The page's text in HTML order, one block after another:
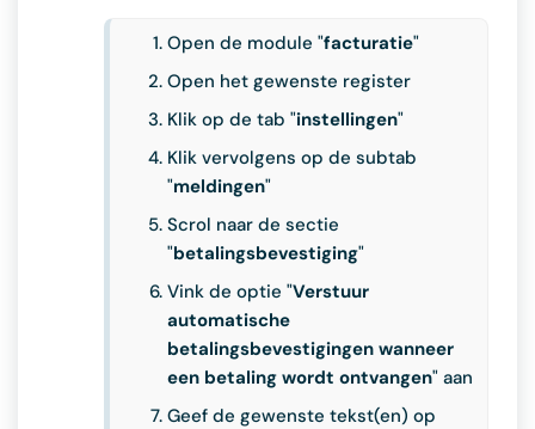
Open de module "facturatie"
Open het gewenste register
Klik op de tab "instellingen"
Klik vervolgens op de subtab
"meldingen"
Scrol naar de sectie
"betalingsbevestiging"
Vink de optie "Verstuur
automatische
betalingsbevestigingen wanneer
een betaling wordt ontvangen" aan
Geef de gewenste tekst(en) op